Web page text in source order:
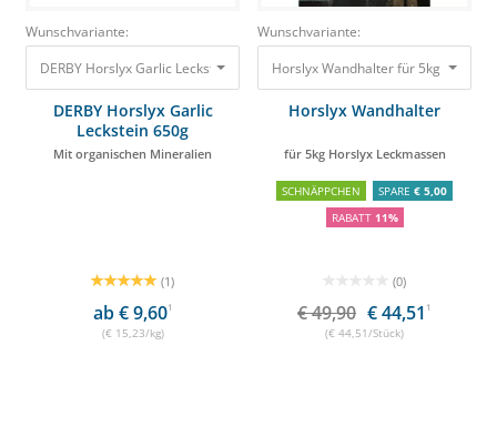
Wunschvariante:
DERBY Horslyx Garlic Leckstein 650g Mit organischen Mineralien 9,90 €
DERBY Horslyx Garlic
Leckstein 650g
Mit organischen Mineralien
(1)
ab € 9,601
(€ 15,23/kg)
Wunschvariante:
Horslyx Wandhalter für 5kg Horslyx
Horslyx Wandhalter
für 5kg Horslyx Leckmassen
SCHNÄPPCHEN SPARE € 5,00
RABATT 11%
(0)
€ 49,90 € 44,51 1
(€ 44,51/Stück)